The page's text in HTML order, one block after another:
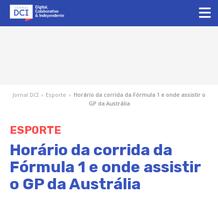
Jornal DCI › Esporte › Horário da corrida da Fórmula 1 e onde assistir o
GP da Austrália
ESPORTE
Horário da corrida da
Fórmula 1 e onde assistir
o GP da Austrália